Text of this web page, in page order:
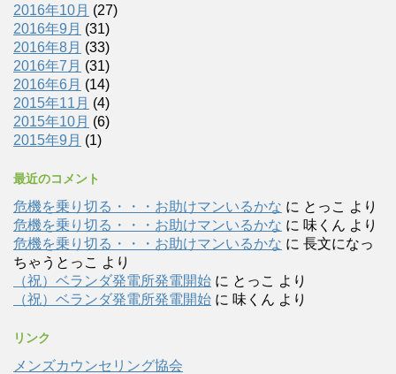
2016年10月 (27)
2016年9月 (31)
2016年8月 (33)
2016年7月 (31)
2016年6月 (14)
2015年11月 (4)
2015年10月 (6)
2015年9月 (1)
最近のコメント
危機を乗り切る・・・お助けマンいるかな に とっこ より
危機を乗り切る・・・お助けマンいるかな に 味くん より
危機を乗り切る・・・お助けマンいるかな に 長文になっ
ちゃうとっこ より
（祝）ベランダ発電所発電開始 に とっこ より
（祝）ベランダ発電所発電開始 に 味くん より
リンク
メンズカウンセリング協会